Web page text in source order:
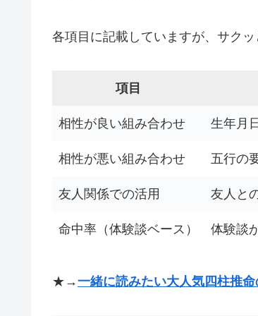
各項目に記載していますが、サク
項目
相性が良い組み合わせ 生年月
相性が悪い組み合わせ 五行の
友人関係での活用 友人と
命中率（体験談ベース） 体験談
★→一緒に読みたい大人気四柱推